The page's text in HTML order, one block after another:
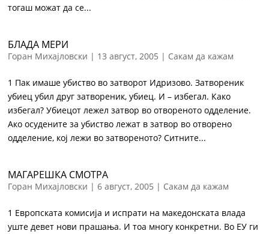
то­гаш мо­жат да се...
БЛАДА МЕРИ
Горан Михајловски | 13 август, 2005 | Сакам да кажам
1 Пак имаше убиство во затворот Идризово. Затвореник
убиец убил друг затвореник, убиец. И – избегал. Како
избегал? Убиецот лежел затвор во отвореното одделение.
Ако осудените за убиство лежат в затвор во отворено
одделение, кој лежи во затвореното? Ситните...
МАГАРЕШКА СМОТРА
Горан Михајловски |6 август, 2005 | Сакам да кажам
1 Европската комисија и испрати на македонската влада
уште девет нови прашања. И тоа многу конкретни. Во ЕУ ги